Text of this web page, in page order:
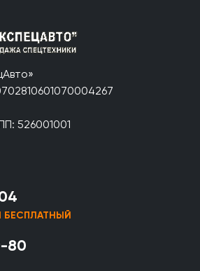
526001001
80